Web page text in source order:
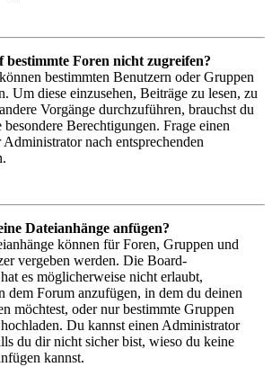
Foren nicht zugreifen?
bestimmten Benutzern oder Gruppen
Um diese einzusehen, Beiträge zu lesen, zu
Vorgänge durchzuführen, brauchst du
Berechtigungen. Frage einen
nach entsprechenden
Dateianhänge anfügen?
können für Foren, Gruppen und
vergeben werden. Die Board-
es möglicherweise nicht erlaubt,
dem Forum anzufügen, in dem du deinen
möchtest, oder nur bestimmte Gruppen
Du kannst einen Administrator
du dir nicht sicher bist, wieso du keine
kannst.